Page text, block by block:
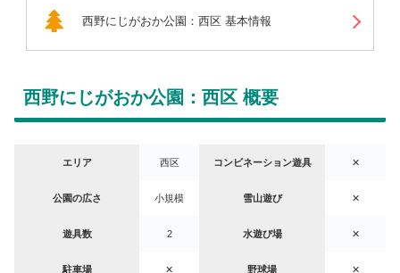
西野にじがおか公園：西区 基本情報
西野にじがおか公園：西区 概要
エリア 西区 コンビネーション遊具 ✕
公園の広さ 小規模 雪山遊び ✕
遊具数 2 水遊び場 ✕
駐車場 ✕ 野球場 ✕